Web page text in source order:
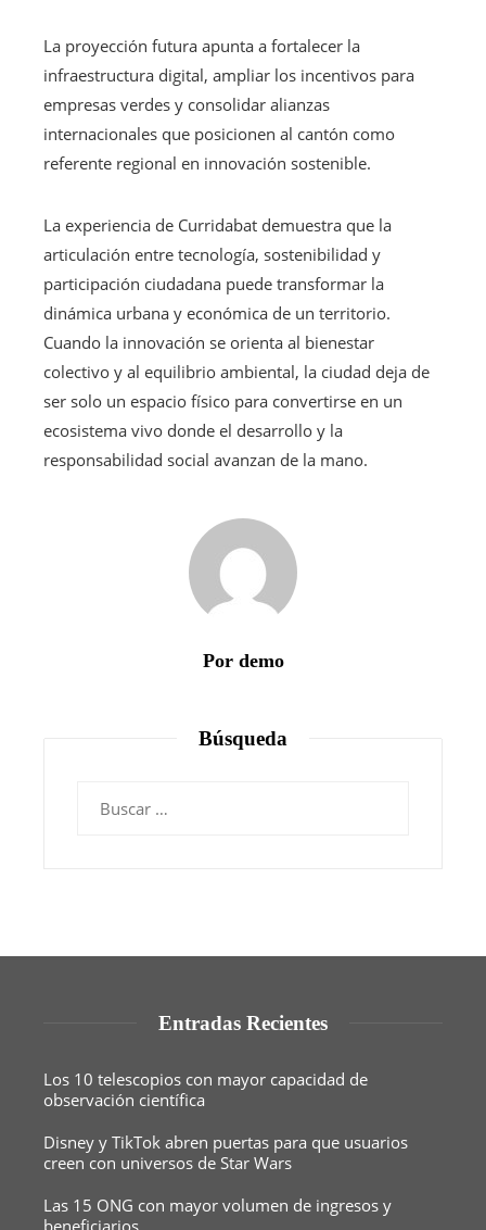
La proyección futura apunta a fortalecer la
infraestructura digital, ampliar los incentivos para
empresas verdes y consolidar alianzas
internacionales que posicionen al cantón como
referente regional en innovación sostenible.
La experiencia de Curridabat demuestra que la
articulación entre tecnología, sostenibilidad y
participación ciudadana puede transformar la
dinámica urbana y económica de un territorio.
Cuando la innovación se orienta al bienestar
colectivo y al equilibrio ambiental, la ciudad deja de
ser solo un espacio físico para convertirse en un
ecosistema vivo donde el desarrollo y la
responsabilidad social avanzan de la mano.
Por demo
Búsqueda
Entradas Recientes
Los 10 telescopios con mayor capacidad de
observación científica
Disney y TikTok abren puertas para que usuarios
creen con universos de Star Wars
Las 15 ONG con mayor volumen de ingresos y
beneficiarios